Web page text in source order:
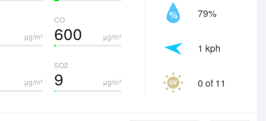
μg/m³
CO
μg/m³
600
μg/m³
SO2
μg/m³
9
79%
1 kph
0 of 11